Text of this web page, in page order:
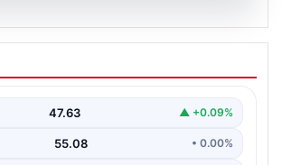
Hoşgeldin Mohamed Salah:
Büyük Karşılama
Salah’ı resmi olarak ağırlamaya
47.63 ▲ +0.09%
55.08 • 0.00%